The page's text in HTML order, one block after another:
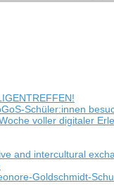
Schüler:innen
vol­ler digi­ta­ler
and inter­cul­tu­ral
Goldschmidt-